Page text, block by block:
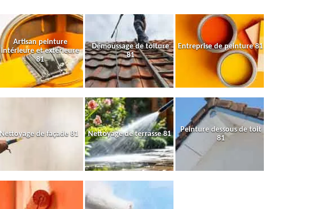
Artisan peinture
intérieure et extérieure
81
Démoussage de toiture
81
Entreprise de peinture 81
Nettoyage de façade 81 Nettoyage de terrasse 81
Peinture dessous de toit
81